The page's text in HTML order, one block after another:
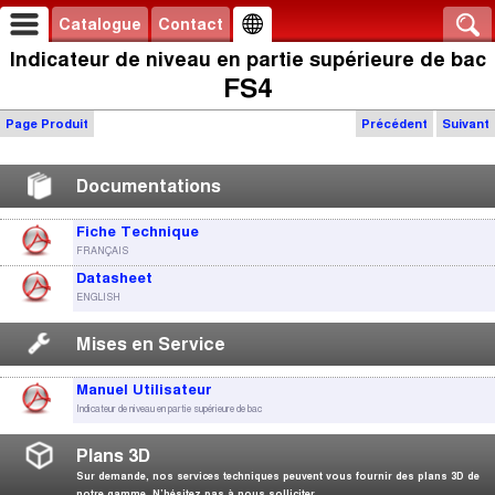
Catalogue Contact
Indicateur de niveau en partie supérieure de bac
FS4
Précédent Suivant
Page Produit
Documentations
Fiche Technique
FRANÇAIS
Datasheet
ENGLISH
Mises en Service
Manuel Utilisateur
Indicateur de niveau en partie supérieure de bac
Plans 3D
Sur demande, nos services techniques peuvent vous fournir des plans 3D de